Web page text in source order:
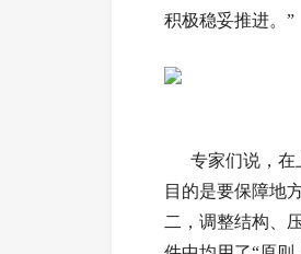
积极稳妥推进。”
专家们说，在
目的是要保障地
二，调整结构、